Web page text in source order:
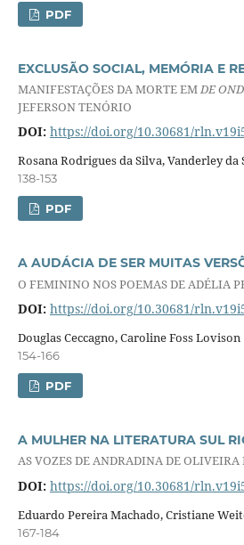
PDF
EXCLUSÃO SOCIAL, MEMÓRIA E
MANIFESTAÇÕES DA MORTE EMDE
JEFERSON TENÓRIO
DOI: https://doi.org/10.30681/
Rosana Rodrigues da Silva, Vanderley da
138-153
PDF
A AUDÁCIA DE SER MUITAS
O FEMININO NOS POEMAS DE ADÉLIA
DOI: https://doi.org/10.30681/
Douglas Ceccagno, Caroline Foss Lovison
154-166
PDF
A MULHER NA LITERATURA SUL
AS VOZES DE ANDRADINA DE OLIVEIRA
DOI: https://doi.org/10.30681/
Eduardo Pereira Machado, Cristiane
167-184